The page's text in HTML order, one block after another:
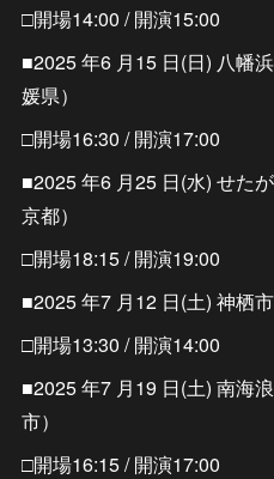
□開場14:00 / 開演15:00
■2025 年6 月15 日(日) 八幡
媛県）
□開場16:30 / 開演17:00
■2025 年6 月25 日(水) せた
京都）
□開場18:15 / 開演19:00
■2025 年7 月12 日(土) 神栖
□開場13:30 / 開演14:00
■2025 年7 月19 日(土) 南海
市）
□開場16:15 / 開演17:00